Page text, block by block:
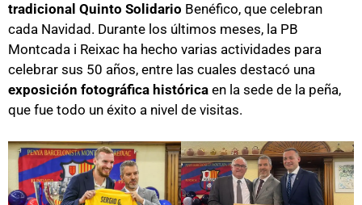
tradicional Quinto Solidario Benéfico, que celebran
cada Navidad. Durante los últimos meses, la PB
Montcada i Reixac ha hecho varias actividades para
celebrar sus 50 años, entre las cuales destacó una
exposición fotográfica histórica en la sede de la peña,
que fue todo un éxito a nivel de visitas.